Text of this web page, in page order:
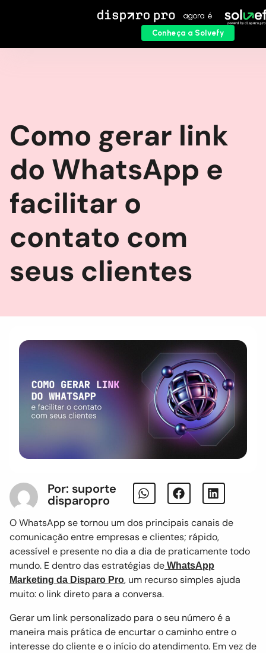
Como gerar link
do WhatsApp e
facilitar o
contato com
seus clientes
Por: suporte
disparopro
O WhatsApp se tornou um dos principais canais de
comunicação entre empresas e clientes; rápido,
acessível e presente no dia a dia de praticamente todo
mundo. E dentro das estratégias de WhatsApp
Marketing da Disparo Pro, um recurso simples ajuda
muito: o link direto para a conversa.
Gerar um link personalizado para o seu número é a
maneira mais prática de encurtar o caminho entre o
interesse do cliente e o início do atendimento. Em vez de
agora é
Conheça a Solvefy